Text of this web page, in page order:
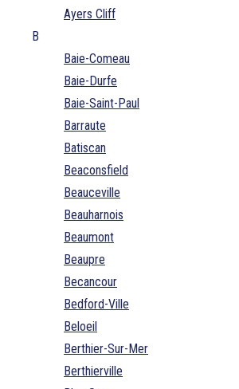
Ayers Cliff
B
Baie-Comeau
Baie-Durfe
Baie-Saint-Paul
Barraute
Batiscan
Beaconsfield
Beauceville
Beauharnois
Beaumont
Beaupre
Becancour
Bedford-Ville
Beloeil
Berthier-Sur-Mer
Berthierville